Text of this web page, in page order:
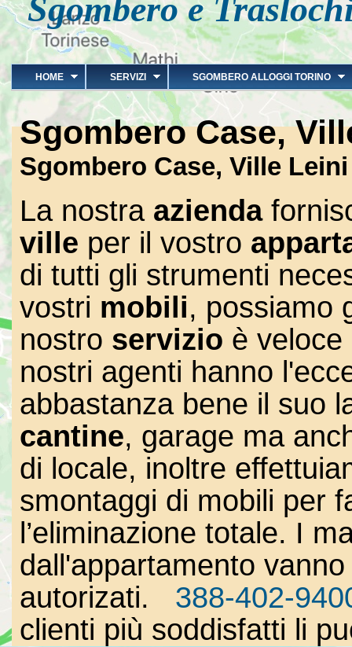
Sgombero e
HOME SERVIZI SGOMBERO ALLOGGI TORINO
Sgombero Case,
Sgombero Case, Ville
La nostra azienda
ville per il vostro
di tutti gli strumenti
vostri mobili, possiamo
nostro servizio è
nostri agenti hanno
abbastanza bene il suo
cantine, garage ma
di locale, inoltre
smontaggi di mobili per
l’eliminazione totale. I
dall'appartamento
autorizati. 388-402-
clienti più soddisfatti li